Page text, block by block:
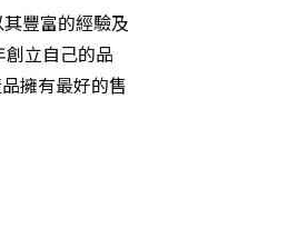
豐富的經驗及
立自己的品
擁有最好的售